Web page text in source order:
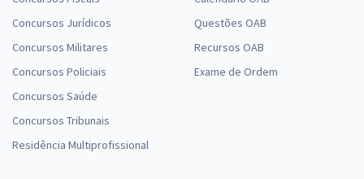
Concursos Jurídicos
Concursos Militares
Concursos Policiais
Concursos Saúde
Concursos Tribunais
Residência Multiprofissional
Questões OAB
Recursos OAB
Exame de Ordem